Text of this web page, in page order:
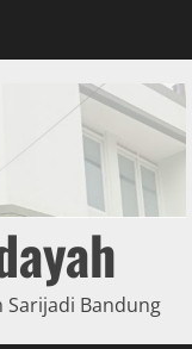
Sarijadi Bandung